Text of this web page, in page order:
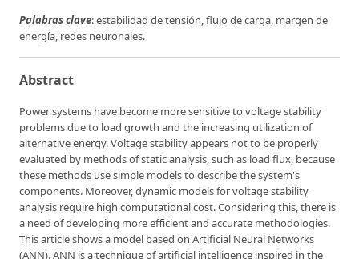
Palabras clave: estabilidad de tensión, flujo de carga, margen de
energía, redes neuronales.
Abstract
Power systems have become more sensitive to voltage stability
problems due to load growth and the increasing utilization of
alternative energy. Voltage stability appears not to be properly
evaluated by methods of static analysis, such as load flux, because
these methods use simple models to describe the system's
components. Moreover, dynamic models for voltage stability
analysis require high computational cost. Considering this, there is
a need of developing more efficient and accurate methodologies.
This article shows a model based on Artificial Neural Networks
(ANN). ANN is a technique of artificial intelligence inspired in the